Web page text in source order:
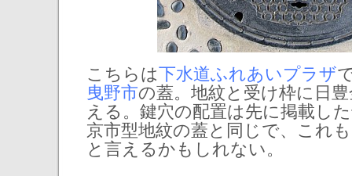
こちらは下水道ふれあいプラザ
曳野市の蓋。地紋と受け枠に日
える。鍵穴の配置は先に掲載し
京市型地紋の蓋と同じで、これ
と言えるかもしれない。